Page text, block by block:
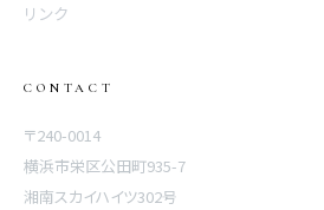
リンク
CONTACT
〒240-0014
横浜市栄区公田町935-7
湘南スカイハイツ302号